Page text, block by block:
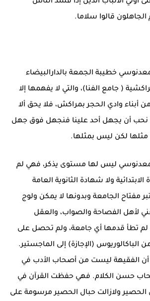
قالوا سلاما.
خطيبة الجمعة بالدارالبيضاء
( جامع الفنا)، والتي لا يفهمها إلا
أبناء وادي الحجر بمراكش، فلا يحق ألا
نحب أن يجهل أحد علينا فنجهل فوق جهل
مثلها لكن ليس بمثلها.
ليس لها مستوى يذكر، فهي لم
ولا شهادة الثانوية العامة
مفتاح الجامعة وبدونها لا يمكن ولوج
لأهل الفصاحة والصواب، والعقل
لم تطأ قدمها أي جامعة، ولم تحصل على
(الإجازة) إلى الماجستير.
أن الفقيهة ليست من أصحاب الأدب في
حسن الكلام. فهي حفظت القرآن في
ولازالت حبال الحصير مرسومة على